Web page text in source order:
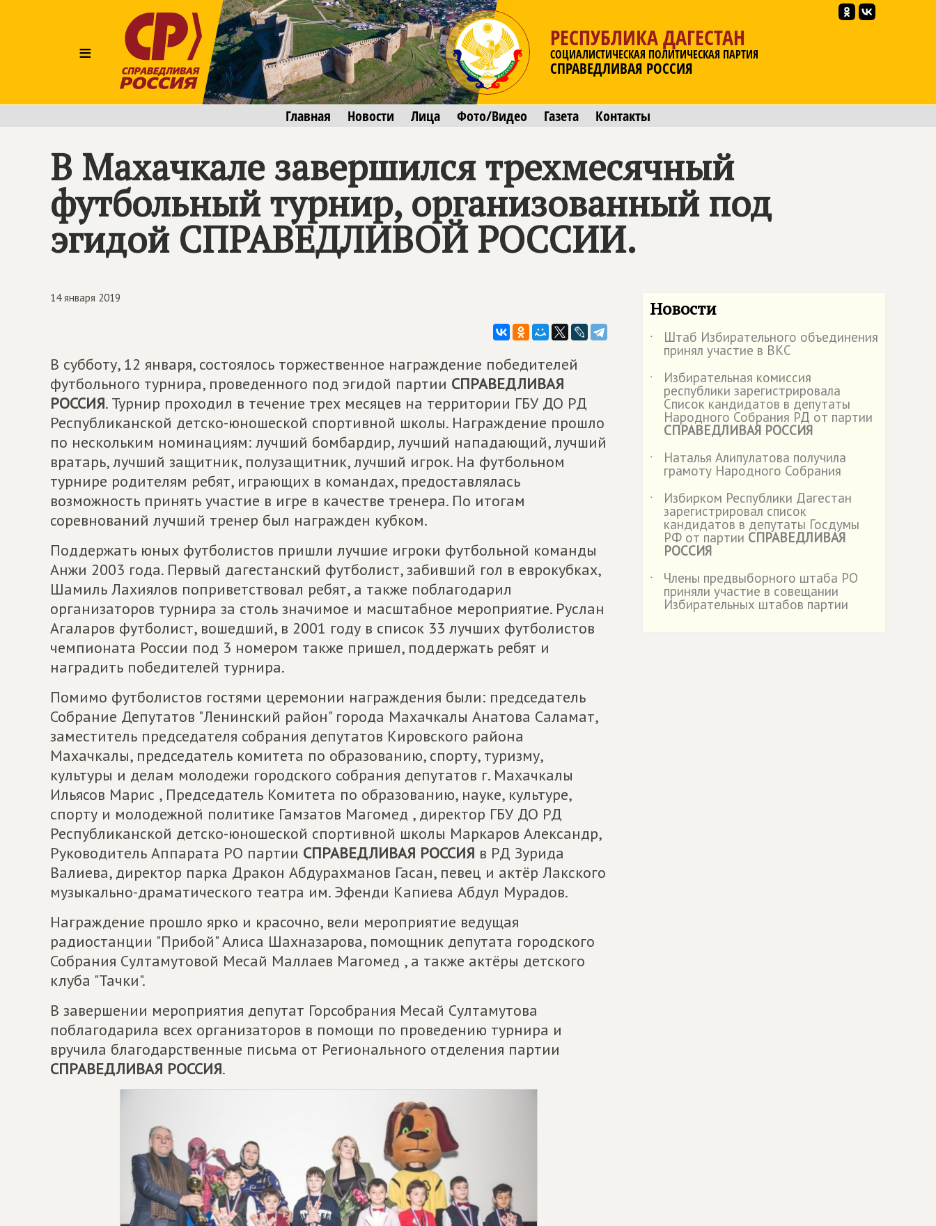
≡
РЕСПУБЛИКА ДАГЕСТАН
СОЦИАЛИСТИЧЕСКАЯ ПОЛИТИЧЕСКАЯ ПАРТИЯ
СПРАВЕДЛИВАЯ РОССИЯ
Главная Новости Лица Фото/Видео Газета Контакты
В Махачкале завершился трехмесячный
футбольный турнир, организованный под
эгидой СПРАВЕДЛИВОЙ РОССИИ.
14 января 2019
В субботу, 12 января, состоялось торжественное награждение победителей
футбольного турнира, проведенного под эгидой партии СПРАВЕДЛИВАЯ
РОССИЯ. Турнир проходил в течение трех месяцев на территории ГБУ ДО РД
Республиканской детско-юношеской спортивной школы. Награждение прошло
по нескольким номинациям: лучший бомбардир, лучший нападающий, лучший
вратарь, лучший защитник, полузащитник, лучший игрок. На футбольном
турнире родителям ребят, играющих в командах, предоставлялась
возможность принять участие в игре в качестве тренера. По итогам
соревнований лучший тренер был награжден кубком.
Поддержать юных футболистов пришли лучшие игроки футбольной команды
Анжи 2003 года. Первый дагестанский футболист, забивший гол в еврокубках,
Шамиль Лахиялов поприветствовал ребят, а также поблагодарил
организаторов турнира за столь значимое и масштабное мероприятие. Руслан
Агаларов футболист, вошедший, в 2001 году в список 33 лучших футболистов
чемпионата России под 3 номером также пришел, поддержать ребят и
наградить победителей турнира.
Помимо футболистов гостями церемонии награждения были: председатель
Собрание Депутатов "Ленинский район" города Махачкалы Анатова Саламат,
заместитель председателя собрания депутатов Кировского района
Махачкалы, председатель комитета по образованию, спорту, туризму,
культуры и делам молодежи городского собрания депутатов г. Махачкалы
Ильясов Марис , Председатель Комитета по образованию, науке, культуре,
спорту и молодежной политике Гамзатов Магомед , директор ГБУ ДО РД
Республиканской детско-юношеской спортивной школы Маркаров Александр,
Руководитель Аппарата РО партии СПРАВЕДЛИВАЯ РОССИЯ в РД Зурида
Валиева, директор парка Дракон Абдурахманов Гасан, певец и актёр Лакского
музыкально-драматического театра им. Эфенди Капиева Абдул Мурадов.
Награждение прошло ярко и красочно, вели мероприятие ведущая
радиостанции "Прибой" Алиса Шахназарова, помощник депутата городского
Собрания Султамутовой Месай Маллаев Магомед , а также актёры детского
клуба "Тачки".
В завершении мероприятия депутат Горсобрания Месай Султамутова
поблагодарила всех организаторов в помощи по проведению турнира и
вручила благодарственные письма от Регионального отделения партии
СПРАВЕДЛИВАЯ РОССИЯ.
Новости
˙ Штаб Избирательного объединения
принял участие в ВКС
˙
Избирательная комиссия
республики зарегистрировала
Список кандидатов в депутаты
Народного Собрания РД от партии
СПРАВЕДЛИВАЯ РОССИЯ
˙
Наталья Алипулатова получила
грамоту Народного Собрания
˙
Избирком Республики Дагестан
зарегистрировал список
кандидатов в депутаты Госдумы
РФ от партии СПРАВЕДЛИВАЯ
РОССИЯ
˙
Члены предвыборного штаба РО
приняли участие в совещании
Избирательных штабов партии